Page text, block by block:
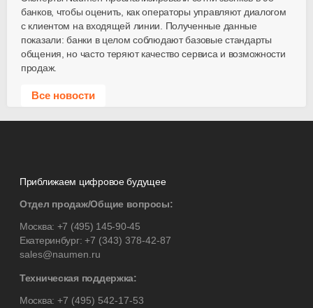
банков, чтобы оценить, как операторы управляют диалогом
с клиентом на входящей линии. Полученные данные
показали: банки в целом соблюдают базовые стандарты
общения, но часто теряют качество сервиса и возможности
продаж.
Все новости
Приближаем цифровое будущее
Отдел продаж/Общие вопросы:
Москва: +7 (495) 145-90-45
Екатеринбург:+7 (343) 378-42-87
sales@naumen.ru
Техническая поддержка:
Москва: +7 (495) 542-17-53